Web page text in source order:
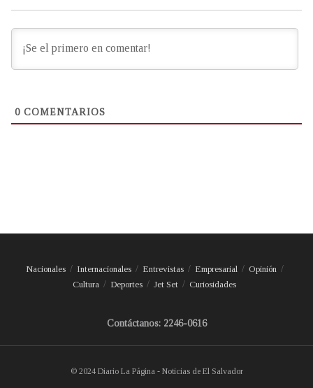
0 COMENTARIOS
Nacionales Internacionales Entrevistas Empresarial
Opinión
Cultura
Deportes Jet Set Curiosidades
Contáctanos: 2246-0616
© 2024 Diario La Página - Noticias de El Salvador